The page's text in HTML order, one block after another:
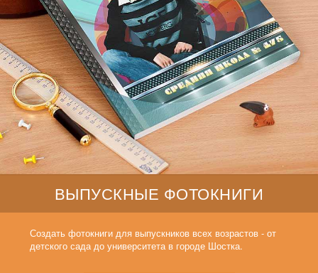
ВЫПУСКНЫЕ ФОТОКНИГИ
Создать фотокниги для выпускников всех возрастов - от
детского сада до университета в городе Шостка.